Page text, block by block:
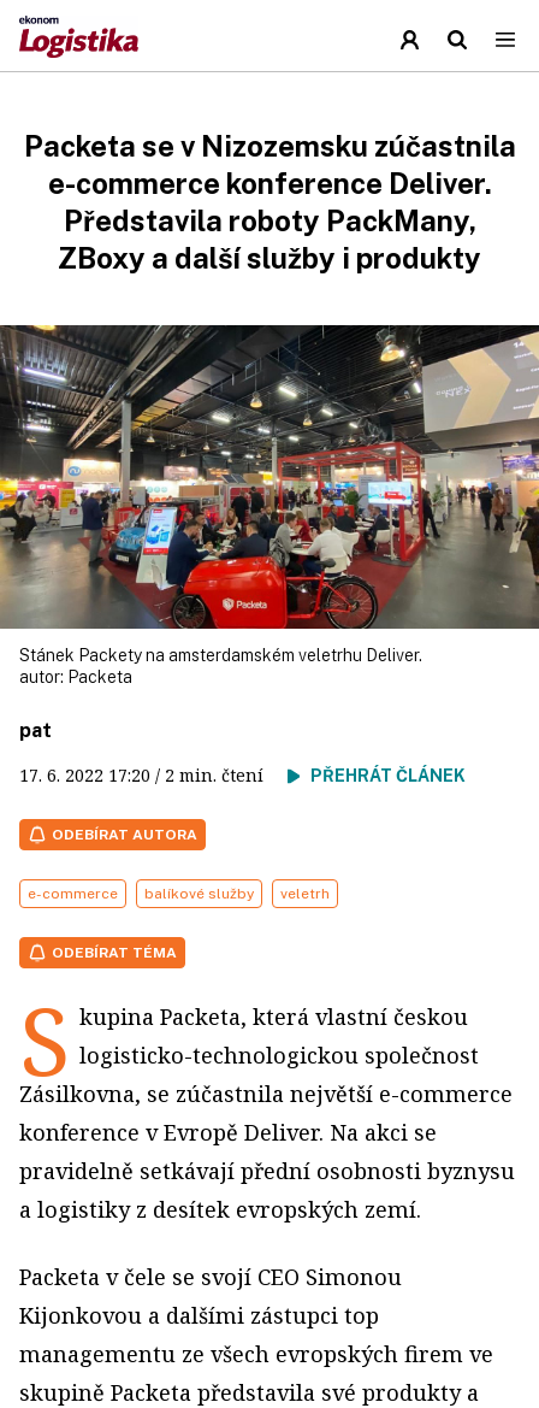
Packeta se v Nizozemsku zúčastnila
e-commerce konference Deliver.
Představila roboty PackMany,
ZBoxy a další služby i produkty
Stánek Packety na amsterdamském veletrhu Deliver.
autor: Packeta
pat
17. 6. 2022 17:20 / 2 min. čtení PŘEHRÁT ČLÁNEK
ODEBÍRAT AUTORA
e-commerce balíkové služby veletrh
ODEBÍRAT TÉMA
S kupina Packeta, která vlastní českou
logisticko-technologickou společnost
Zásilkovna, se zúčastnila největší e-commerce
konference v Evropě Deliver. Na akci se
pravidelně setkávají přední osobnosti byznysu
a logistiky z desítek evropských zemí.
Packeta v čele se svojí CEO Simonou
Kijonkovou a dalšími zástupci top
managementu ze všech evropských firem ve
skupině Packeta představila své produkty a